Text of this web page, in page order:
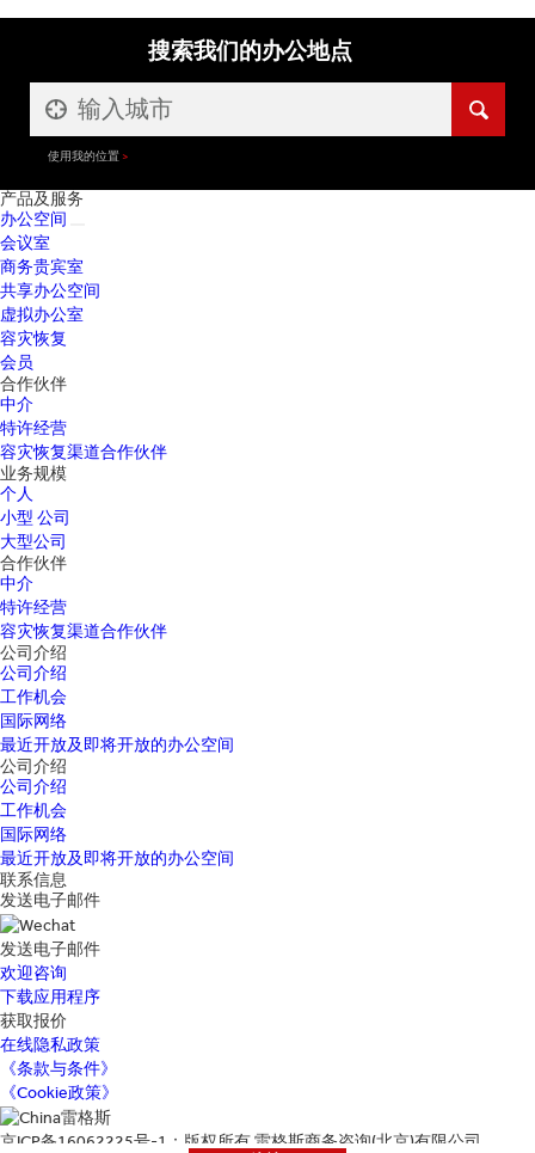
搜索我们的办公地点
使用我的位置
产品及服务
办公空间
会议室
商务贵宾室
共享办公空间
虚拟办公室
容灾恢复
会员
合作伙伴
中介
特许经营
容灾恢复渠道合作伙伴
业务规模
个人
小型 公司
大型公司
合作伙伴
中介
特许经营
容灾恢复渠道合作伙伴
公司介绍
公司介绍
工作机会
国际网络
最近开放及即将开放的办公空间
公司介绍
公司介绍
工作机会
国际网络
最近开放及即将开放的办公空间
联系信息
发送电子邮件
发送电子邮件
欢迎咨询
下载应用程序
获取报价
在线隐私政策
《条款与条件》
《Cookie政策》
京ICP备16062225号-1：版权所有 雷格斯商务咨询(北京)有限公司